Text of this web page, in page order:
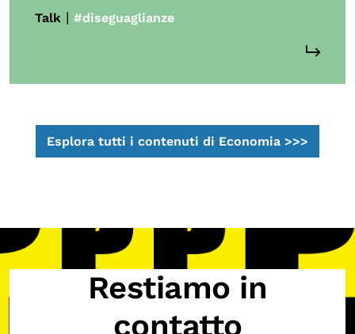
Talk | #diseguaglianze
Esplora tutti i contenuti di Economia >>>
Restiamo in
contatto